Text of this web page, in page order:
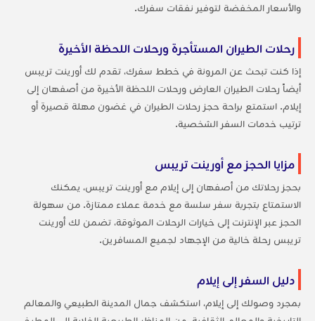
والأسعار المخفضة لتوفير نفقات سفرك.
رحلات الطيران المستأجرة ورحلات اللحظة الأخيرة
إذا كنت تبحث عن المرونة في خطط سفرك، تقدم لك أورينت تريبس
أيضاً رحلات الطيران العارض ورحلات اللحظة الأخيرة من أصفهان إلى
إيلام. استمتع براحة حجز رحلات الطيران في غضون مهلة قصيرة أو
ترتيب خدمات السفر الشخصية.
مزايا الحجز مع أورينت تريبس
بحجز رحلاتك من أصفهان إلى إيلام مع أورينت تريبس، يمكنك
الاستمتاع بتجربة سفر سلسة مع خدمة عملاء ممتازة. من سهولة
الحجز عبر الإنترنت إلى خيارات الرحلات الموثوقة، تضمن لك أورينت
تريبس رحلة خالية من الإجهاد لجميع المسافرين.
دليل السفر إلى إيلام
بمجرد وصولك إلى إيلام، استكشف جمال المدينة الطبيعي والمعالم